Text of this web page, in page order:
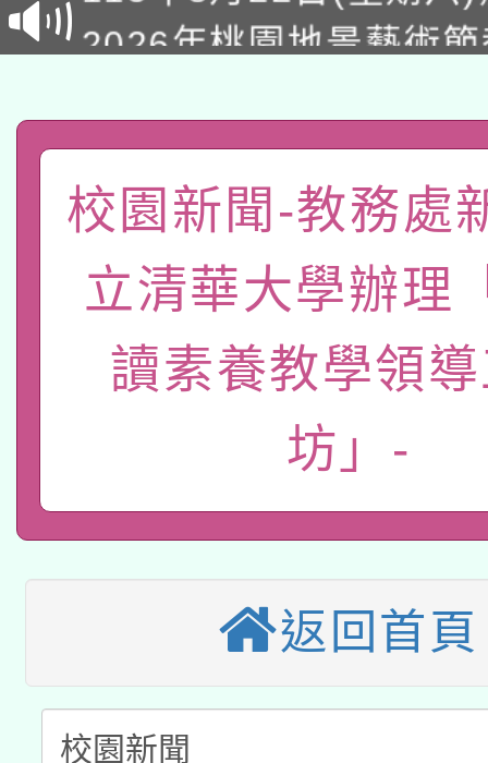
用水績優單位及節水達
桃園市孔廟祈福系列
2026年桃園地景藝術
關事宜
國立臺灣師範大學辦理
年度健康促進學校輔導
業成長研習」實施計畫
函轉國家教育研究院中
族教育國際趨勢與發展
轉知教育部國民及學前
新北市政府教育局辦理
師專業成長研習實施
方素養工作坊新北場」
函轉國立臺灣師範大學
族語言臺北學習中心
「族語學習班」招生簡
轉知有關國立成功大學
文教學共融平台-教案
件」活動簡章
年度COVID-19疫苗接
接種對象擴大為「滿6
接種之民眾」措施，延
月28日止
轉知經濟部水利署委託
業技術研究院辦理「
用水績優單位及節水達
115年8月22日(星期六
桃園市孔廟祈福系列
開 智慧啟航」
2026年桃園地景藝術
「2026桃園藝術巡演
關事宜
轉知教育部國民及學前
國立臺灣師範大學辦理
函轉國家教育研究院中
校園新聞-教務處
立清華大學辦理
讀素養教學領
坊」-
返回首頁